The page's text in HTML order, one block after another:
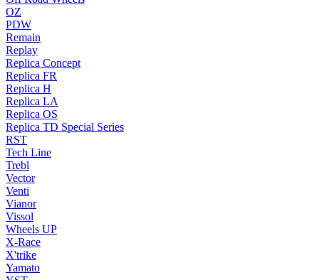
OZ
PDW
Remain
Replay
Replica Concept
Replica FR
Replica H
Replica LA
Replica OS
Replica TD Special Series
RST
Tech Line
Trebl
Vector
Venti
Vianor
Vissol
Wheels UP
X-Race
X'trike
Yamato